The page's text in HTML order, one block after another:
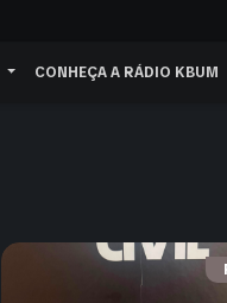
CONHEÇA A RÁDIO KBUM